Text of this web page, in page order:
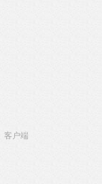
客户端